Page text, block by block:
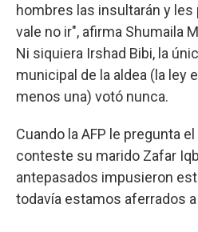
hombres las insultarán y les
vale no ir", afirma Shumaila
Ni siquiera Irshad Bibi, la
municipal de la aldea (la ley
menos una) votó nunca.
Cuando la AFP le pregunta
conteste su marido Zafar
antepasados impusieron
todavía estamos aferrados a